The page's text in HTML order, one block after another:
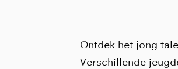
Ontdek het jong
Verschillende